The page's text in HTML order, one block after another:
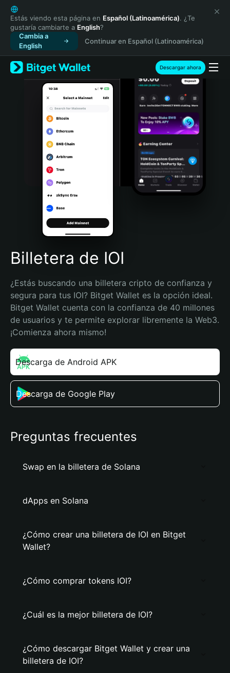
English
日本語
Tiếng Việt
Русский
Español (Latinoamérica)
Türkçe
Italiano
Português (Portugal)
Bahasa Indonesia
Português (Brasil)
Español (Argentina)
Estás viendo esta página en Español (Latinoamérica). ¿Te
gustaría cambiarte a English?
Cambia a
English
Continuar en Español (Latinoamérica)
Descargar ahora
Billetera de IOI
¿Estás buscando una billetera cripto de confianza y
segura para tus IOI? Bitget Wallet es la opción ideal.
Bitget Wallet cuenta con la confianza de 40 millones
de usuarios y te permite explorar libremente la Web3.
¡Comienza ahora mismo!
Descarga de Android APK
Descarga de Google Play
Preguntas frecuentes
Swap en la billetera de Solana
dApps en Solana
¿Cómo crear una billetera de IOI en Bitget
Wallet?
¿Cómo comprar tokens IOI?
¿Cuál es la mejor billetera de IOI?
¿Cómo descargar Bitget Wallet y crear una
billetera de IOI?